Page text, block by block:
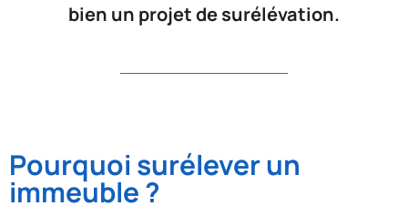
bien un projet de surélévation.
Pourquoi surélever un
immeuble ?